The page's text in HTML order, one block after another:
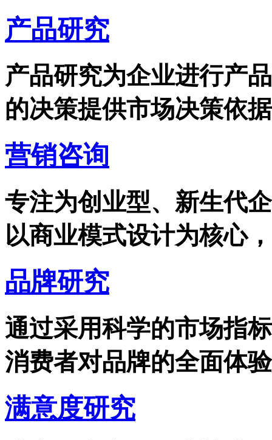
产品研究
产品研究为企业进行产
的决策提供市场决策依
营销咨询
专注为创业型、新生代
以商业模式设计为核心
品牌研究
通过采用科学的市场指
消费者对品牌的全面体
满意度研究